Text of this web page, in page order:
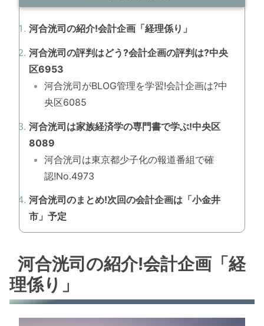
河合洸司の紹介!会計企画「経理係り」
河合洸司の評判はどう?会計企画の評判は?中央
区6953
河合洸司がBLOG管理を学習!会計企画は?中
央区6085
河合洸司は家族経済学の専門書で学ぶ!中央区
8089
河合洸司は東京都少子化の報道番組で確
認!No.4973
河合洸司のまとめ!次回の会計企画は「小金井
市」予定
河合洸司の紹介!会計企画「経
理係り」